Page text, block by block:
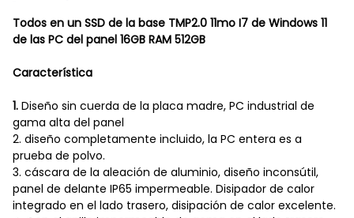
Todos en un SSD de la base TMP2.0 11mo I7 de Windows 11
de las PC del panel 16GB RAM 512GB
Característica
1. Diseño sin cuerda de la placa madre, PC industrial de
gama alta del panel
2. diseño completamente incluido, la PC entera es a
prueba de polvo.
3. cáscara de la aleación de aluminio, diseño inconsútil,
panel de delante IP65 impermeable. Disipador de calor
integrado en el lado trasero, disipación de calor excelente.